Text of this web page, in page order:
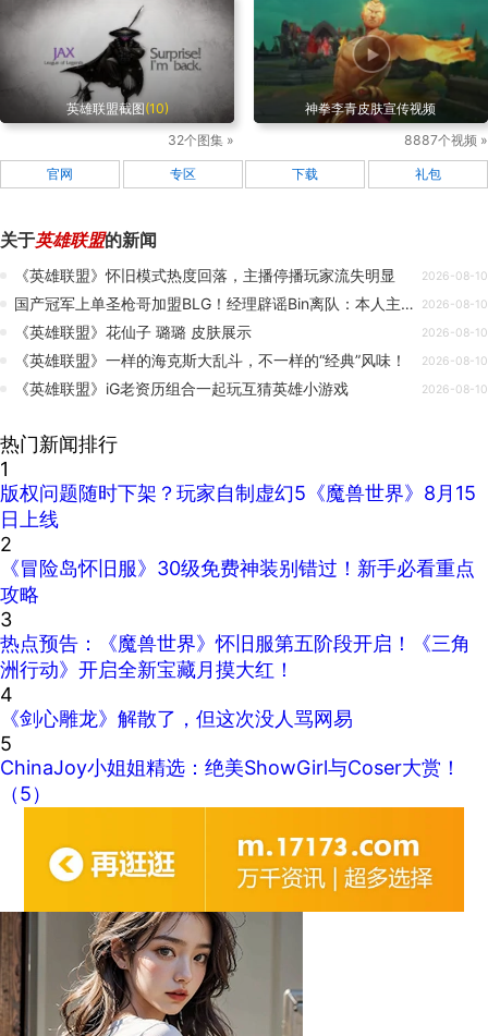
英雄联盟截图(10)
32个图集 »
神拳李青皮肤宣传视频
8887个视频 »
官网 专区 下载 礼包
关于英雄联盟的新闻
《英雄联盟》怀旧模式热度回落，主播停播玩家流失明显 2026-08-10
国产冠军上单圣枪哥加盟BLG！经理辟谣Bin离队：本人主动提出轮换 2026-08-10
《英雄联盟》花仙子 璐璐 皮肤展示 2026-08-10
《英雄联盟》一样的海克斯大乱斗，不一样的“经典”风味！ 2026-08-10
《英雄联盟》iG老资历组合一起玩互猜英雄小游戏 2026-08-10
热门新闻排行
1
版权问题随时下架？玩家自制虚幻5《魔兽世界》8月15
日上线
2
《冒险岛怀旧服》30级免费神装别错过！新手必看重点
攻略
3
热点预告：《魔兽世界》怀旧服第五阶段开启！《三角
洲行动》开启全新宝藏月摸大红！
4
《剑心雕龙》解散了，但这次没人骂网易
5
ChinaJoy小姐姐精选：绝美ShowGirl与Coser大赏！
（5）